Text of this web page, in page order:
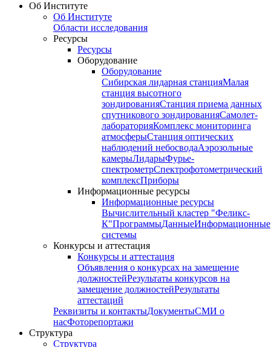
Об Институте
Об Институте
Области исследования
Ресурсы
Ресурсы
Оборудование
Оборудование
Сибирская лидарная станцияМалая
станция высотного
зондированияСтанция приема данных
спутникового зондированияСамолет-
лабораторияКомплекс мониторинга
атмосферыСтанция оптических
наблюдений небосводаАэрозольные
камерыЛидарыФурье-
спектрометрСпектрофотометрический
комплексПриборы
Информационные ресурсы
Информационные ресурсы
Вычислительный кластер "Феликс-
К"ПрограммыДанныеИнформационные
системы
Конкурсы и аттестация
Конкурсы и аттестация
Объявления о конкурсах на замещение
должностейРезультаты конкурсов на
замещение должностейРезультаты
аттестаций
Реквизиты и контактыДокументыСМИ о
насФоторепортажи
Структура
Структура